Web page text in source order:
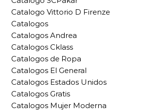
Catalogo Vittorio D Firenze
Catalogos
Catalogos Andrea
Catalogos Cklass
Catalogos de Ropa
Catalogos El General
Catalogos Estados Unidos
Catalogos Gratis
Catalogos Mujer Moderna